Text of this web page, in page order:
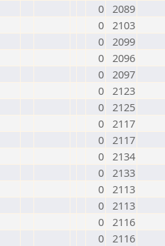
0 2089
0 2103
0 2099
0 2096
0 2097
0 2123
0 2125
0 2117
0 2117
0 2134
0 2133
0 2113
0 2113
0 2116
0 2116